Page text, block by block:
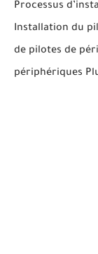
Processus
Installation du
de pilotes de
périphériques